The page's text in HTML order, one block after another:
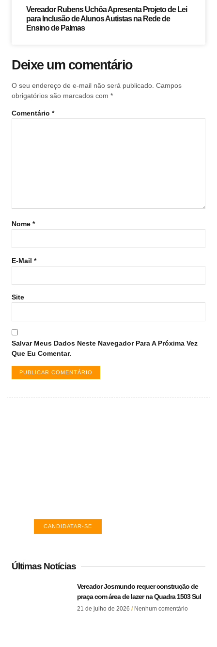
Vereador Rubens Uchôa Apresenta Projeto de Lei
para Inclusão de Alunos Autistas na Rede de
Ensino de Palmas
Deixe um comentário
O seu endereço de e-mail não será publicado. Campos
obrigatórios são marcados com *
Comentário *
Nome *
E-Mail *
Site
Salvar Meus Dados Neste Navegador Para A Próxima Vez
Que Eu Comentar.
CANDIDATAR-SE
Últimas Notícias
Vereador Josmundo requer construção de
praça com área de lazer na Quadra 1503 Sul
21 de julho de 2026 Nenhum comentário